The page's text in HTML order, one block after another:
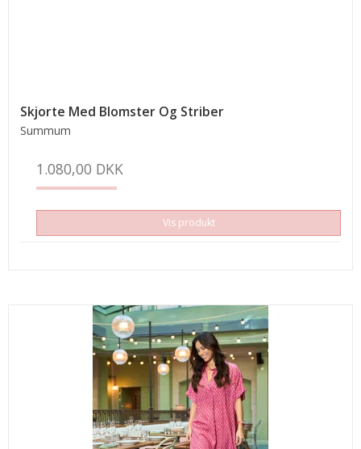
Skjorte Med Blomster Og Striber
Summum
1.080,00 DKK
Vis produkt